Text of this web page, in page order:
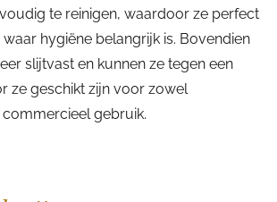
te reinigen, waardoor ze perfect
hygiëne belangrijk is. Bovendien
slijtvast en kunnen ze tegen een
ze geschikt zijn voor zowel
gebruik.